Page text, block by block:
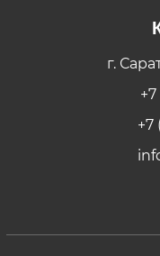
г.
+7